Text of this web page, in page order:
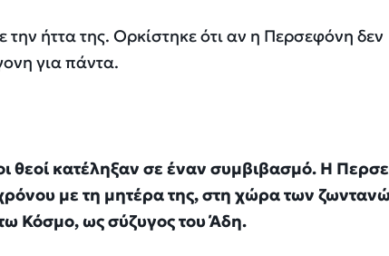
ήττα της. Ορκίστηκε ότι αν η Περσεφόνη δεν
για πάντα.
θεοί κατέληξαν σε έναν συμβιβασμό. Η
με τη μητέρα της, στη χώρα των
Κόσμο, ως σύζυγος του Άδη.